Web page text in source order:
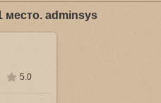
adminsys
5.0